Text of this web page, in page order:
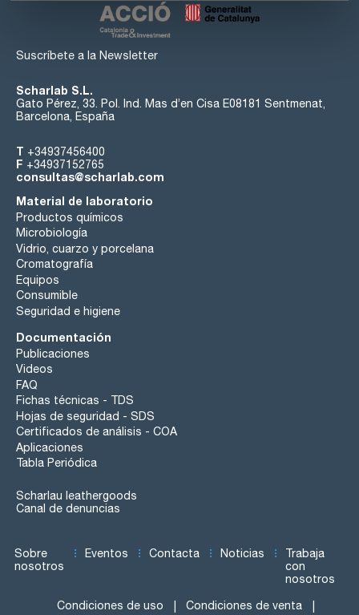
Suscríbete a la Newsletter
Scharlab S.L.
Gato Pérez, 33. Pol. Ind. Mas d’en Cisa E08181 Sentmenat,
Barcelona, España
T +34937456400
F +34937152765
consultas@scharlab.com
Material de laboratorio
Productos químicos
Microbiología
Vidrio, cuarzo y porcelana
Cromatografía
Equipos
Consumible
Seguridad e higiene
Documentación
Publicaciones
Videos
FAQ
Fichas técnicas - TDS
Hojas de seguridad - SDS
Certificados de análisis - COA
Aplicaciones
Tabla Periódica
Scharlau leathergoods
Canal de denuncias
Sobre
nosotros
Eventos Contacta Noticias
Trabaja
con
nosotros
Condiciones de uso Condiciones de venta